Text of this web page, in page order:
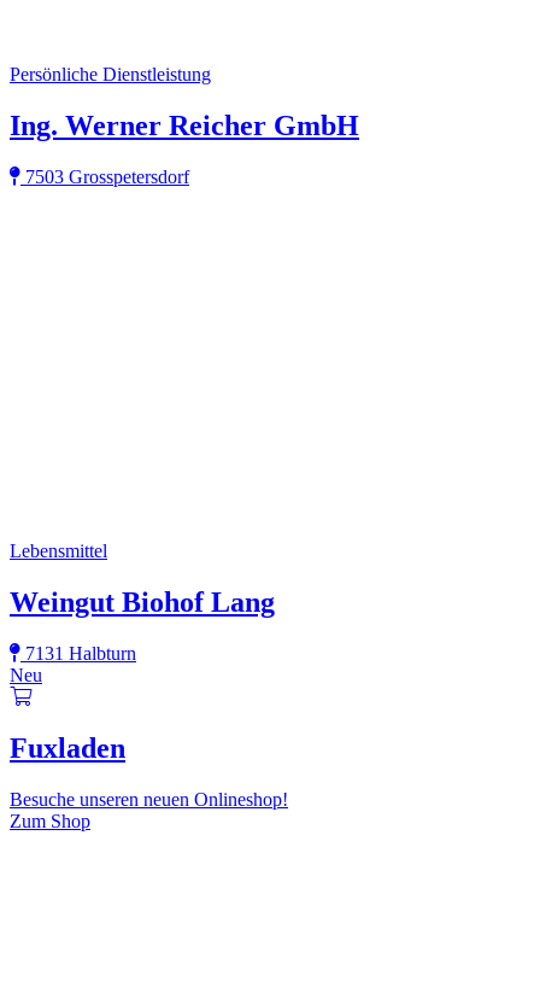
Persönliche Dienstleistung
Ing. Werner Reicher GmbH
7503 Grosspetersdorf
Lebensmittel
Weingut Biohof Lang
7131 Halbturn
Neu
Fuxladen
Besuche unseren neuen Onlineshop!
Zum Shop